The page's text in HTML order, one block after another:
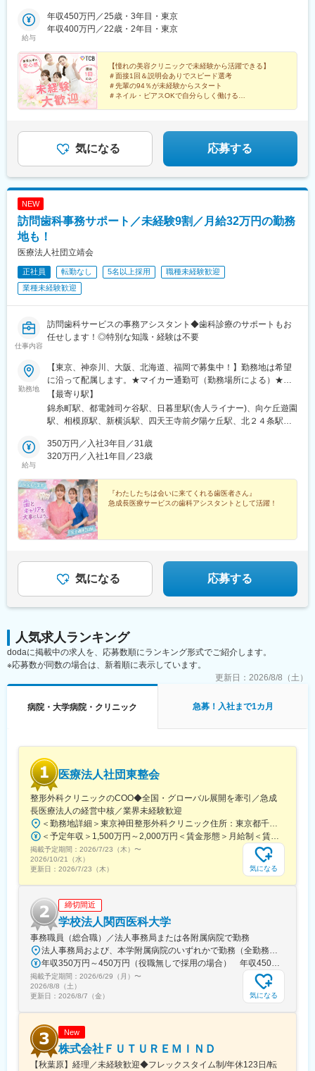
都市営)、京都河原町駅、神戸三宮駅(阪神)、本通駅、高松駅(香川
県)、南堀端駅、はりまや橋駅、旦過駅、高見橋駅、熊本城・市役
横浜院、大宮東口院、水戸院、つくば院、宇都宮院、高崎院、前
橋院 など【中部】名古屋駅前院 、名古屋栄院、金山院、岐阜
院、長野院、松本院、山梨甲府駅前院 など【近畿】梅田大阪駅
前院、大阪阪急梅田駅前院、枚方院、天王寺院、堺院、なんば
院、心斎橋院、京都駅前院、奈良院、和歌山院、四日市院 など
【中四国】広島院、福山院、松山院、高松院、高知院、徳島院、
松江院、周南徳山駅ビル院 など【九州・沖縄】小倉院、佐賀
煙対策】屋内原則禁煙
浜駅、横浜駅、川崎駅、藤沢駅、本厚木駅、大宮駅(埼玉県)、川口
駅、川越駅、南越谷駅、宇都宮駅、水戸駅、つくば駅、千葉駅、
駅、さっぽろ駅、あおば通駅、福島駅(福島県)、郡山駅(福島県)、
青森駅、盛岡駅、山形駅、秋田駅、矢場町駅、近鉄名古屋駅、金
山駅(愛知県)、豊田市駅、駅前大通駅、名鉄岐阜駅、静岡駅、新浜
松駅、三島広小路駅、長野駅、松本駅、北鉄金沢駅、新潟駅、近
鉄四日市駅、電鉄富山駅、福井駅、甲府駅、東梅田駅、大阪難波
前駅、江坂駅、心斎橋駅、京都駅、烏丸駅、三ノ宮駅、姫路駅、
近鉄奈良駅、和歌山駅、草津駅(滋賀県)、徳山駅、立町駅、福山
王子駅、高輪台駅、奥沢駅、神奈川駅、平沼橋駅、京急川崎駅、
船橋駅、札幌駅、仙台駅(地下鉄)、曽根田駅、栄駅(愛知県)、名古
駅、三島田町駅、市役所前駅(長野県)、金沢駅、あすなろう四日市
駅、電鉄富山駅・エスタ前駅、福井駅(福井県)、大阪梅田駅(阪神
新交通)、山陽姫路駅、田中口駅、八丁堀駅(広島県)、高松築港
駅、高知橋駅、眉山ロープウェイ山麓駅、天神駅、小倉駅(福岡
早稲田駅、末広町駅(東京都)、立川南駅、高輪ゲートウェイ駅、九
品仏駅、新高島駅、東宿郷駅、葭川公園駅、大神宮下駅、大通
駅、仙台駅、栄町駅(愛知県)、国際センター駅、日吉町駅、第一通
り駅、三島駅、七ツ屋駅、富山駅、福井城址大名町駅、なんば駅
(南海線)、大阪駅、天王寺駅、西大橋駅、五条駅(京都市営)、京都
河原町駅、神戸三宮駅(阪神)、本通駅、高松駅(香川県)、南堀端
駅、はりまや橋駅、旦過駅、高見橋駅、熊本城・市役所前駅、長
崎駅(長崎県)、美栄橋駅
給与
年収450万円／25歳・3年目・東京
年収400万円／22歳・2年目・東京
【憧れの美容クリニックで未経験から活躍できる】
＃面接1回＆説明会ありでスピード選考
＃先輩の94％が未経験からスタート
＃ネイル・ピアスOKで自分らしく働ける
気になる 応募する
NEW
訪問歯科事務サポート／未経験9割／月給32万円の勤務
地も！
医療法人社団立靖会
正社員 転勤なし 5名以上採用
職種未経験歓迎
業種未経験歓迎
仕事内容
訪問歯科サービスの事務アシスタント◆歯科診療のサポートもお
任せします！◎特別な知識・経験は不要
勤務地
【東京、神奈川、大阪、北海道、福岡で募集中！】勤務地は希望
に沿って配属します。★マイカー通勤可（勤務場所による）★受
動喫煙対策：屋内全面禁煙＜東京エリア＞錦糸町事業所池袋事業
所日暮里事業所＜神奈川エリア＞向ヶ丘事業所相模原事業所横浜
事業所＜大阪エリア＞浪速事業所＜北海道エリア＞札幌事業所＜
グスタッフ募集中
【最寄り駅】
錦糸町駅、都電雑司ケ谷駅、日暮里駅(舎人ライナー)、向ケ丘遊園
駅、相模原駅、新横浜駅、四天王寺前夕陽ケ丘駅、北２４条駅、
暮里駅
給与
350万円／入社3年目／31歳
320万円／入社1年目／23歳
『わたしたちは会いに来てくれる歯医者さん』
急成長医療サービスの歯科アシスタントとして活躍！
気になる 応募する
人気求人ランキング
dodaに掲載中の求人を、応募数順にランキング形式でご紹介します。
※応募数が同数の場合は、新着順に表示しています。
更新日： 2026/8/8（土）
病院・大学病院・クリニック 急募！入社まで1カ月
医療法人社団東整会
整形外科クリニックのCOO◆全国・グローバル展開を牽引／急成
長医療法人の経営中核／業界未経験歓迎
掲載予定期間： 2026/7/23（木） 〜
2026/10/21（水）
更新日： 2026/7/23（木） 気になる
締切間近
学校法人関西医科大学
事務職員（総合職）／法人事務局または各附属病院で勤務
掲載予定期間： 2026/6/29（月） 〜
2026/8/8（土）
更新日： 2026/8/7（金） 気になる
New
株式会社ＦＵＴＵＲＥＭＩＮＤ
【秋葉原】経理／未経験歓迎◆フレックスタイム制/年休123日/転